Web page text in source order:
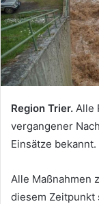
Region Trier. Alle
vergangener
Einsätze bekannt.
Alle Maßnahmen
diesem Zeitpunkt